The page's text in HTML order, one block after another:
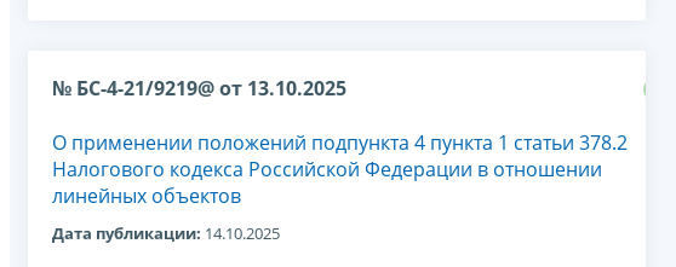
№ БС-4-21/9219@ от 13.10.2025
О применении положений подпункта 4 пункта 1 статьи 378.2
Налогового кодекса Российской Федерации в отношении
линейных объектов
Дата публикации: 14.10.2025